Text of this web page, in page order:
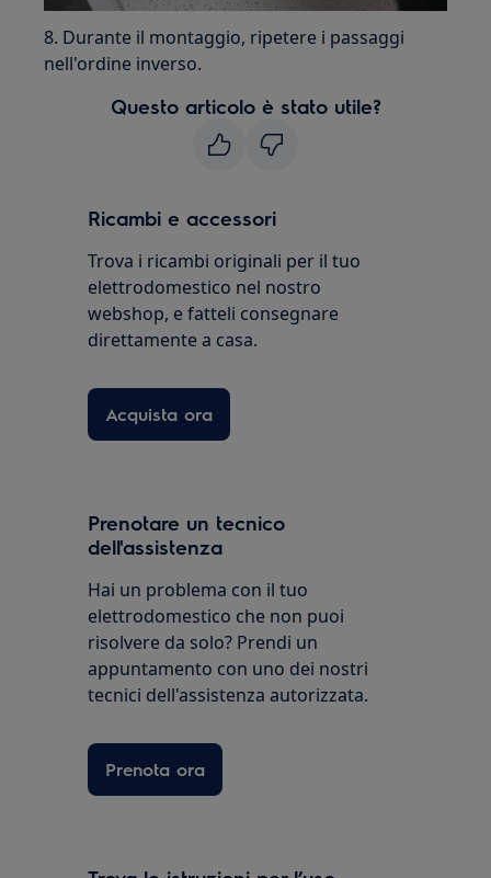
8. Durante il montaggio, ripetere i passaggi
nell'ordine inverso.
Questo articolo è stato utile?
Ricambi e accessori
Trova i ricambi originali per il tuo
elettrodomestico nel nostro
webshop, e fatteli consegnare
direttamente a casa.
Acquista ora
Prenotare un tecnico
dell'assistenza
Hai un problema con il tuo
elettrodomestico che non puoi
risolvere da solo? Prendi un
appuntamento con uno dei nostri
tecnici dell'assistenza autorizzata.
Prenota ora